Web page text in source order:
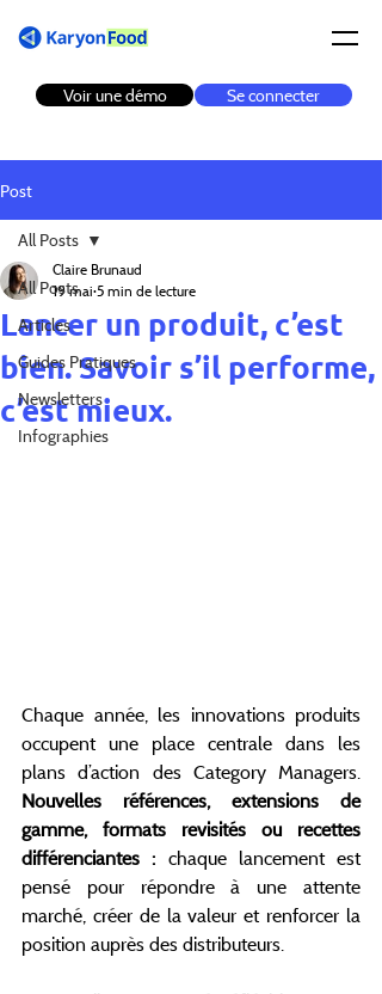
Se connecter
Voir une démo
Post
All Posts
Articles
Guides Pratiques
Newsletters
Infographies
All Posts
Lancer un produit, c’est
bien. Savoir s’il performe,
c’est mieux.
Claire Brunaud
19 mai 5 min de lecture
Chaque année, les innovations produits
occupent une place centrale dans les
plans d’action des Category Managers.
Nouvelles références, extensions de
gamme, formats revisités ou recettes
différenciantes : chaque lancement est
pensé pour répondre à une attente
marché, créer de la valeur et renforcer la
position auprès des distributeurs.